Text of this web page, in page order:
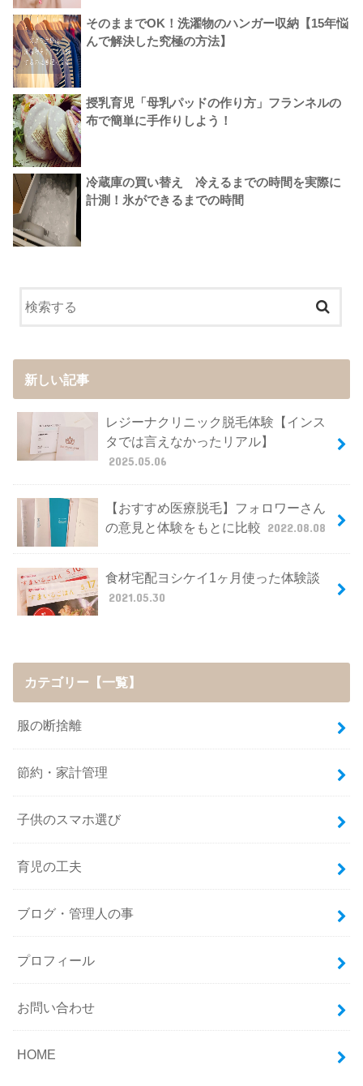
そのままでOK！洗濯物のハンガー収納【15年悩
んで解決した究極の方法】
授乳育児「母乳パッドの作り方」フランネルの
布で簡単に手作りしよう！
冷蔵庫の買い替え 冷えるまでの時間を実際に
計測！氷ができるまでの時間
新しい記事
レジーナクリニック脱毛体験【インス
タでは言えなかったリアル】
2025.05.06
【おすすめ医療脱毛】フォロワーさん
の意見と体験をもとに比較 2022.08.08
食材宅配ヨシケイ1ヶ月使った体験談
2021.05.30
カテゴリー【一覧】
服の断捨離
節約・家計管理
子供のスマホ選び
育児の工夫
ブログ・管理人の事
プロフィール
お問い合わせ
HOME